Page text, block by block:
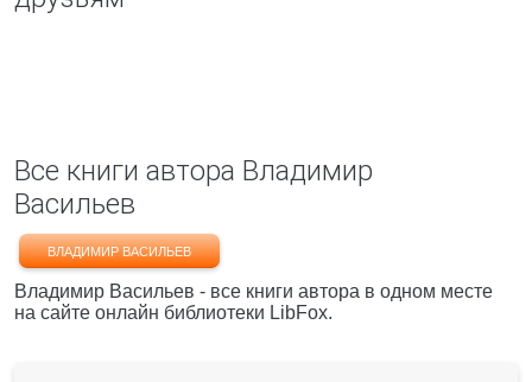
Все книги автора Владимир
Васильев
ВЛАДИМИР ВАСИЛЬЕВ
Владимир Васильев - все книги автора в одном месте
на сайте онлайн библиотеки LibFox.